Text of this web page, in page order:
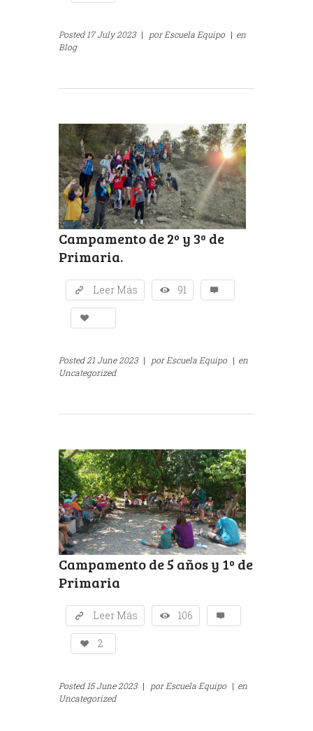
Posted17 July 2023 | porEscuela Equipo | en
Blog
Campamento de 2º y 3º de
Primaria.
Leer Más 91
Posted21 June 2023 | porEscuela Equipo | en
Uncategorized
Campamento de 5 años y 1º de
Primaria
Leer Más 106
2
Posted15 June 2023 | porEscuela Equipo | en
Uncategorized